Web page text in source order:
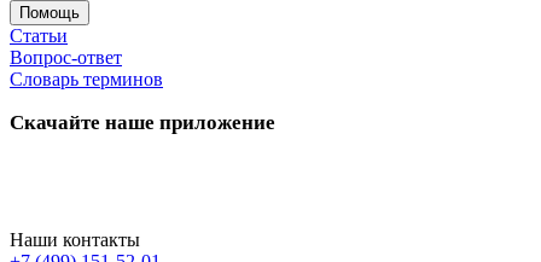
Помощь
Статьи
Вопрос-ответ
Словарь терминов
Скачайте наше приложение
Наши контакты